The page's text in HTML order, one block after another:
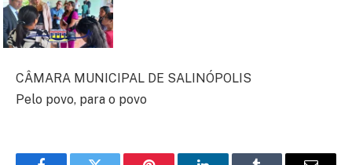
CÂMARA MUNICIPAL DE SALINÓPOLIS
Pelo povo, para o povo